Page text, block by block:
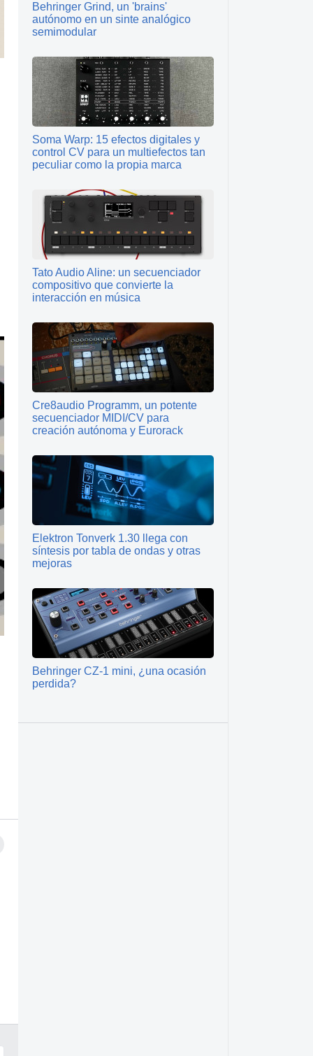
Behringer Grind, un 'brains'
autónomo en un sinte analógico
semimodular
Soma Warp: 15 efectos digitales y
control CV para un multiefectos tan
peculiar como la propia marca
Tato Audio Aline: un secuenciador
compositivo que convierte la
interacción en música
Cre8audio Programm, un potente
secuenciador MIDI/CV para
creación autónoma y Eurorack
Elektron Tonverk 1.30 llega con
síntesis por tabla de ondas y otras
mejoras
Behringer CZ-1 mini, ¿una ocasión
perdida?